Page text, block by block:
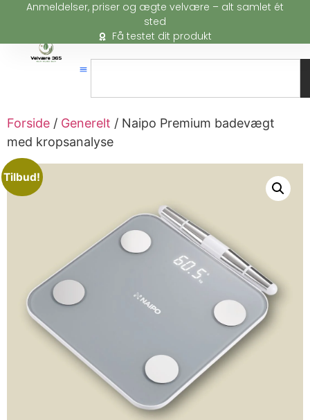
Anmeldelser, priser og ægte velvære – alt samlet ét
sted
Få testet dit produkt
Forside / Generelt / Naipo Premium badevægt
med kropsanalyse
Tilbud!